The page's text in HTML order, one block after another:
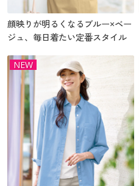
顔映りが明るくなるブルー×ベー
ジュ、毎日着たい定番スタイル
NEW